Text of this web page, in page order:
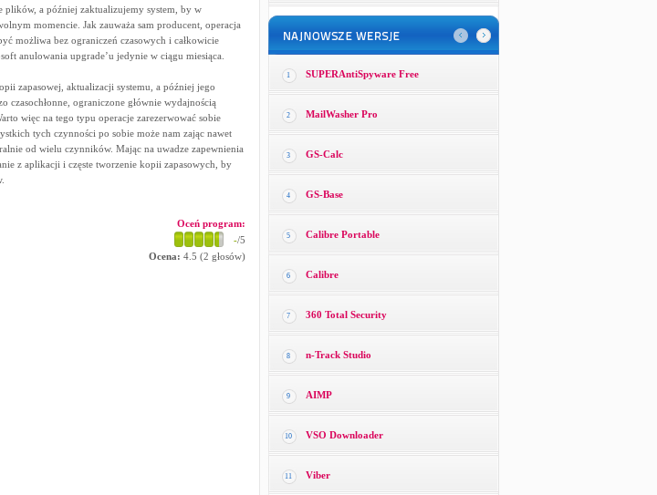
plików, a później zaktualizujemy system, by w
momencie. Jak zauważa sam producent, operacja
możliwa bez ograniczeń czasowych i całkowicie
anulowania upgrade’u jedynie w ciągu miesiąca.
zapasowej, aktualizacji systemu, a później jego
czasochłonne, ograniczone głównie wydajnością
więc na tego typu operacje zarezerwować sobie
tych czynności po sobie może nam zając nawet
od wielu czynników. Mając na uwadze zapewnienia
z aplikacji i częste tworzenie kopii zapasowych, by
Oceń program:
-/5
Ocena: 4.5 (2 głosów)
1 SUPERAntiSpyware Free
2 MailWasher Pro
3 GS-Calc
4 GS-Base
5 Calibre Portable
6 Calibre
7 360 Total Security
8 n-Track Studio
9 AIMP
10 VSO Downloader
11 Viber